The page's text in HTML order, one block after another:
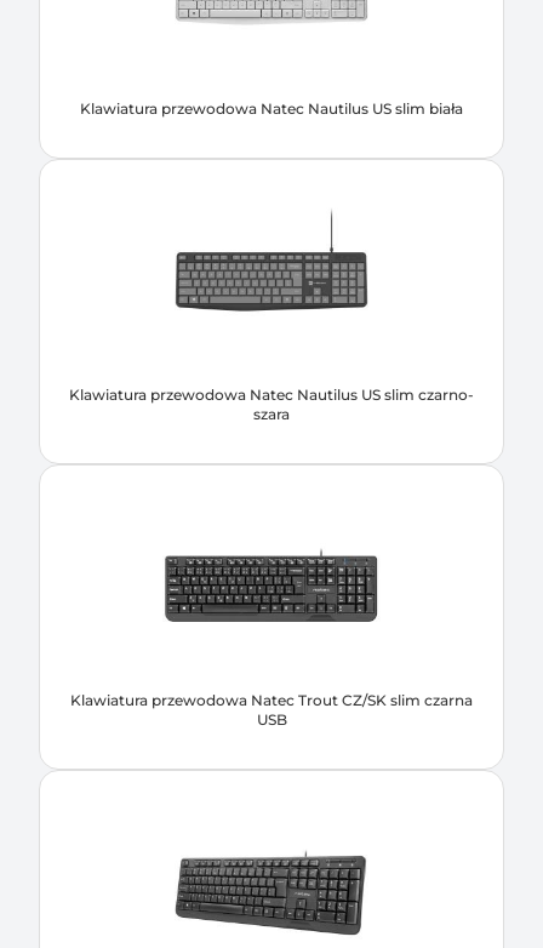
Klawiatura przewodowa Natec Nautilus US slim biała
Klawiatura przewodowa Natec Nautilus US slim czarno-
szara
Klawiatura przewodowa Natec Trout CZ/SK slim czarna
USB